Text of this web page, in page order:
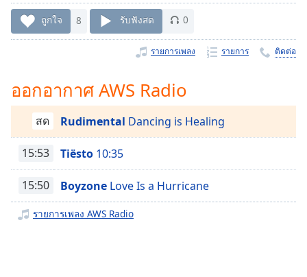
Remaining
Time-
Playback
Rate
Chapters
Chapters
descriptions
off,
ถูกใจ 8 รับฟังสด 0
รายการเพลง รายการ ติดต่อ
ออกอากาศ AWS Radio
สด Rudimental Dancing is Healing
15:53 Tiësto 10:35
15:50 Boyzone Love Is a Hurricane
รายการเพลง AWS Radio